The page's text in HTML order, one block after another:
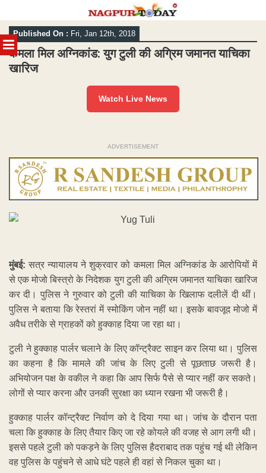
MENU
Skip
to
content
Published On : Fri, Jan 12th, 2018
कमला मिल अग्निकांड: युग टुली की अग्रिम जमानत याचिका
खारिज
Watch Live News
ADVERTISEMENT
मुंबई: सत्र न्यायालय ने शुक्रवार को कमला मिल अग्निकांड के आरोपियों में
से एक मोजो बिस्त्रो के निदेशक युग टुली की अग्रिम जमानत याचिका खारिज
कर दी। पुलिस ने गुरुवार को टुली की याचिका के खिलाफ दलीलें दी थीं।
पुलिस ने बताया कि रेस्तरां में स्मोकिंग जोन नहीं था। इसके बावजूद मोजो में
अवैध तरीके से ग्राहकों को हुक्काह दिया जा रहा था।
टुली ने हुक्काह पार्लर चलाने के लिए कॉन्ट्रैक्ट साइन कर लिया था। पुलिस
का कहना है कि मामले की जांच के लिए टुली से पूछताछ जरूरी है।
अभियोजन पक्ष के वकील ने कहा कि आप सिर्फ पैसे से प्यार नहीं कर सकते।
लोगों से प्यार करना और उनकी सुरक्षा का ध्यान रखना भी जरूरी है।
हुक्काह पार्लर कॉन्ट्रैक्ट निर्वाण को दे दिया गया था। जांच के दौरान पता
चला कि हुक्काह के लिए तैयार किए जा रहे कोयले की वजह से आग लगी थी।
इससे पहले टुली को पकड़ने के लिए पुलिस हैदराबाद तक पहुंच गई थी लेकिन
वह पुलिस के पहुंचने से आधे घंटे पहले ही वहां से निकल चुका था।